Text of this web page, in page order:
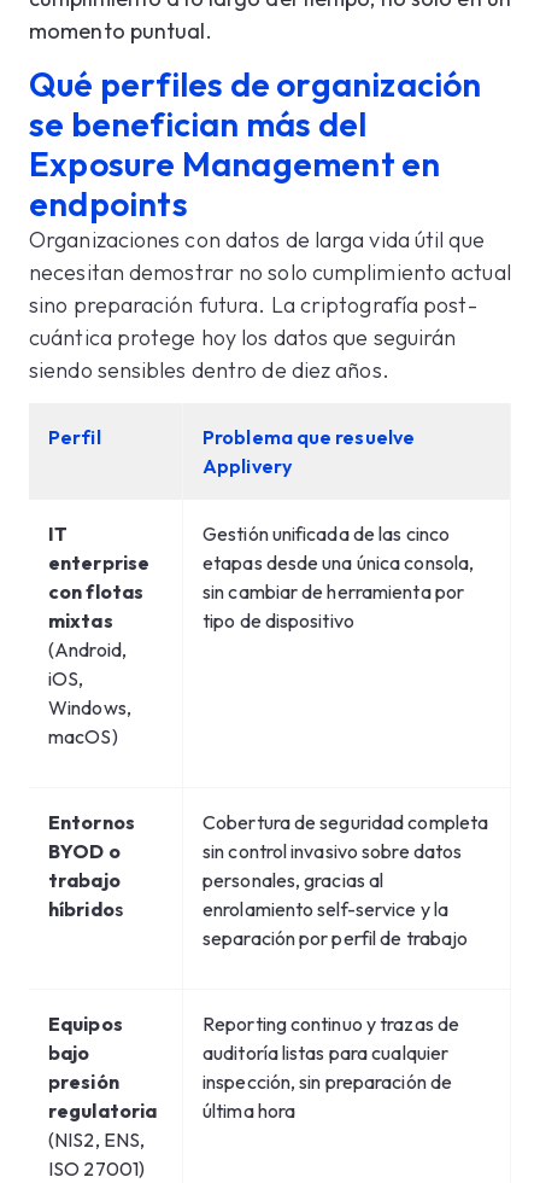
momento puntual.
Qué perfiles de organización
se benefician más del
Exposure Management en
endpoints
Organizaciones con datos de larga vida útil que
necesitan demostrar no solo cumplimiento actual
sino preparación futura. La criptografía post-
cuántica protege hoy los datos que seguirán
siendo sensibles dentro de diez años.
Perfil
Problema que resuelve
Applivery
IT
enterprise
con flotas
mixtas
(Android,
iOS,
Windows,
macOS)
Gestión unificada de las cinco
etapas desde una única consola,
sin cambiar de herramienta por
tipo de dispositivo
Entornos
BYOD o
trabajo
híbridos
Cobertura de seguridad completa
sin control invasivo sobre datos
personales, gracias al
enrolamiento self-service y la
separación por perfil de trabajo
Equipos
bajo
presión
regulatoria
(NIS2, ENS,
ISO 27001)
Reporting continuo y trazas de
auditoría listas para cualquier
inspección, sin preparación de
última hora